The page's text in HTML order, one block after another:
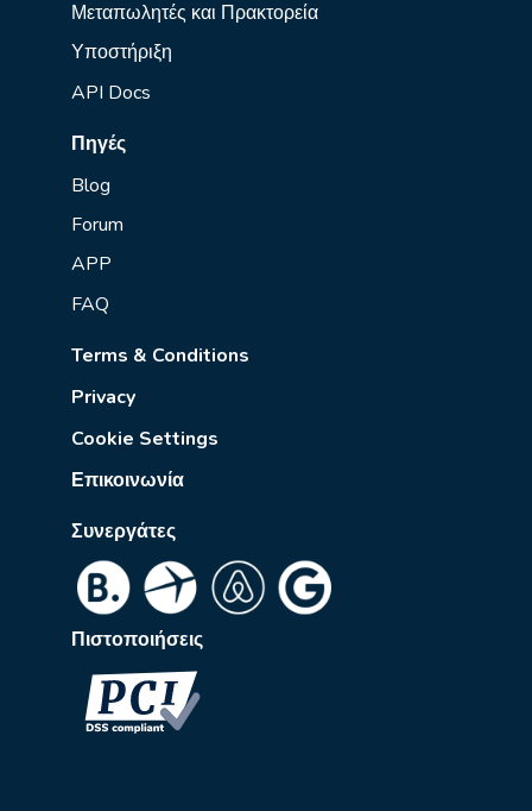
Μεταπωλητές και Πρακτορεία
Υποστήριξη
API Docs
Πηγές
Blog
Forum
APP
FAQ
Terms & Conditions
Privacy
Cookie Settings
Επικοινωνία
Συνεργάτες
Πιστοποιήσεις